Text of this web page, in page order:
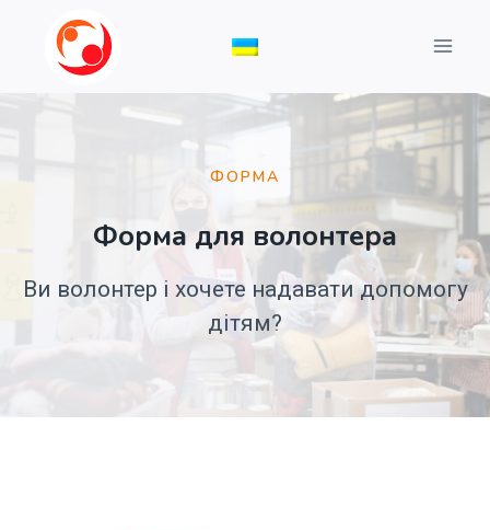
Перейти
ФОРМА
Форма для волонтера
Ви волонтер і хочете надавати допомогу
дітям?